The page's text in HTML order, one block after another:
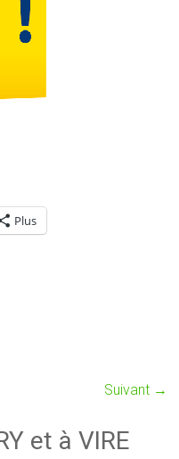
Plus
Suivant →
et à VIRE